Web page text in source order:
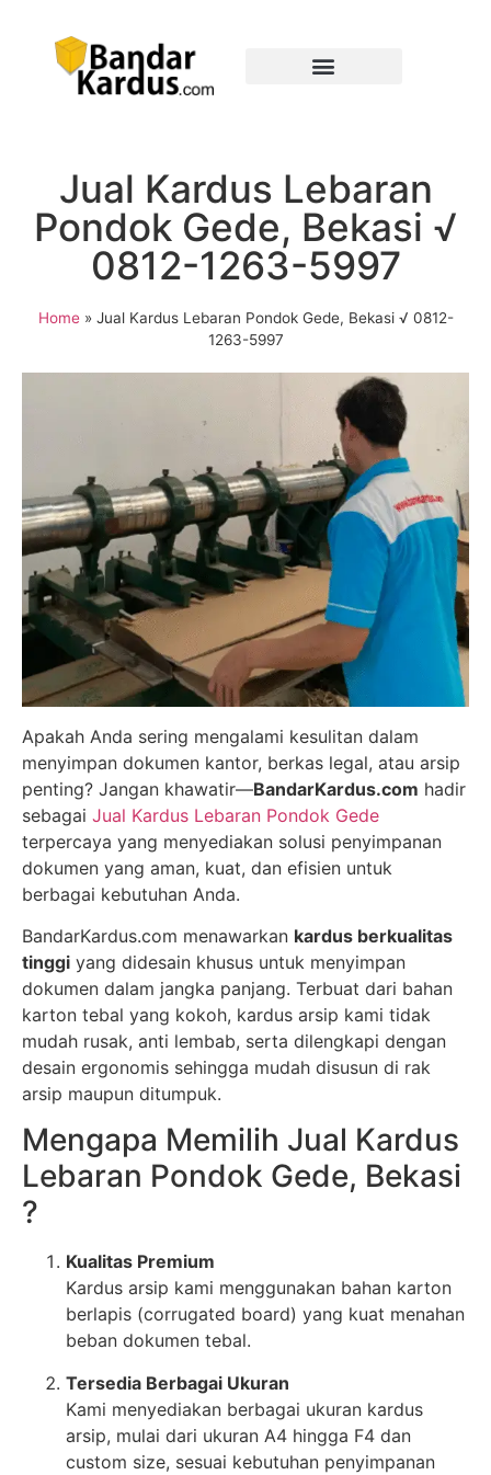
Jual Kardus Lebaran
Pondok Gede, Bekasi √
0812-1263-5997
Home» Jual Kardus Lebaran Pondok Gede, Bekasi √ 0812-
1263-5997
Apakah Anda sering mengalami kesulitan dalam
menyimpan dokumen kantor, berkas legal, atau arsip
penting? Jangan khawatir—BandarKardus.com hadir
sebagai Jual Kardus Lebaran Pondok Gede
terpercaya yang menyediakan solusi penyimpanan
dokumen yang aman, kuat, dan efisien untuk
berbagai kebutuhan Anda.
BandarKardus.com menawarkan kardus berkualitas
tinggi yang didesain khusus untuk menyimpan
dokumen dalam jangka panjang. Terbuat dari bahan
karton tebal yang kokoh, kardus arsip kami tidak
mudah rusak, anti lembab, serta dilengkapi dengan
desain ergonomis sehingga mudah disusun di rak
arsip maupun ditumpuk.
Mengapa Memilih Jual Kardus
Lebaran Pondok Gede, Bekasi
?
Kualitas Premium
Kardus arsip kami menggunakan bahan karton
berlapis (corrugated board) yang kuat menahan
beban dokumen tebal.
Tersedia Berbagai Ukuran
Kami menyediakan berbagai ukuran kardus
arsip, mulai dari ukuran A4 hingga F4 dan
custom size, sesuai kebutuhan penyimpanan